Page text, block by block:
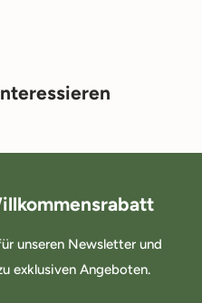
unseren Newsletter und
exklusiven Angeboten.